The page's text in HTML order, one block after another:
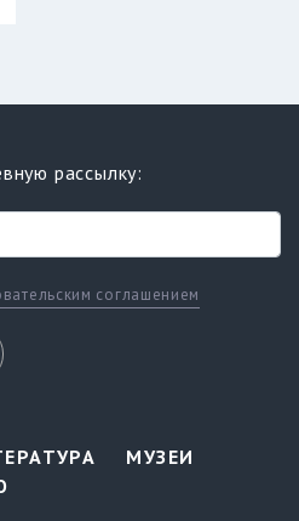
рассылку:
соглашением
МУЗЕИ